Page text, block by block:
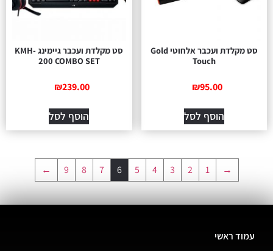
סט מקלדת ועכבר אלחוטי Gold
Touch
₪95.00
הוסף לסל
סט מקלדת ועכבר גיימינג KMH-
200 COMBO SET
₪239.00
הוסף לסל
→
1
2
3
4
5
6
7
8
9
←
עמוד ראשי